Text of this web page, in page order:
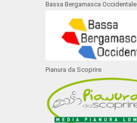
Bassa Bergamasca Occidentale
Pianura da Scoprire